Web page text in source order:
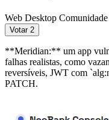
Web Desktop Comunidade
Votar 2
**Meridian:** um app
falhas realistas, como
reversíveis, JWT com
PATCH.